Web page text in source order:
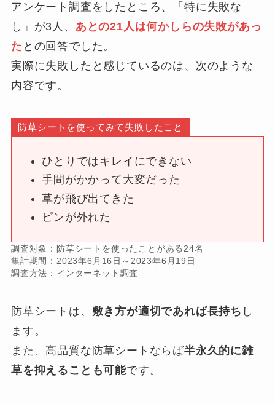
アンケート調査をしたところ、「特に失敗な
し」が3人、 あとの21人は何かしらの失敗があっ
た との回答でした。
実際に失敗したと感じているのは、次のような
内容です。
防草シートを使ってみて失敗したこと
ひとりではキレイにできない
手間がかかって大変だった
草が飛び出てきた
ピンが外れた
調査対象：防草シートを使ったことがある24名
集計期間：2023年6月16日～2023年6月19日
調査方法：インターネット調査
防草シートは、 敷き方が適切であれば長持ち し
ます。
また、高品質な防草シートならば半永久的に雑
草を抑えることも可能です。